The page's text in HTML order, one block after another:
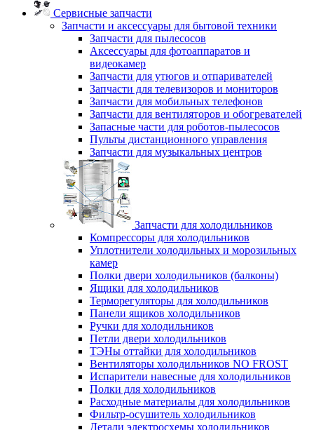
Сервисные запчасти
Запчасти и аксессуары для бытовой техники
Запчасти для пылесосов
Аксессуары для фотоаппаратов и
видеокамер
Запчасти для утюгов и отпаривателей
Запчасти для телевизоров и мониторов
Запчасти для мобильных телефонов
Запчасти для вентиляторов и обогревателей
Запасные части для роботов-пылесосов
Пульты дистанционного управления
Запчасти для музыкальных центров
Запчасти для холодильников
Компрессоры для холодильников
Уплотнители холодильных и морозильных
камер
Полки двери холодильников (балконы)
Ящики для холодильников
Терморегуляторы для холодильников
Панели ящиков холодильников
Ручки для холодильников
Петли двери холодильников
ТЭНы оттайки для холодильников
Вентиляторы холодильников NO FROST
Испарители навесные для холодильников
Полки для холодильников
Расходные материалы для холодильников
Фильтр-осушитель холодильников
Детали электросхемы холодильников